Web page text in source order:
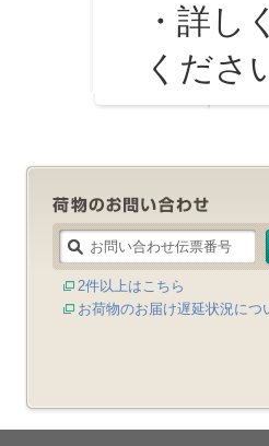
・詳し
くださ
2件以上はこちら
お荷物のお届け遅延状況につ